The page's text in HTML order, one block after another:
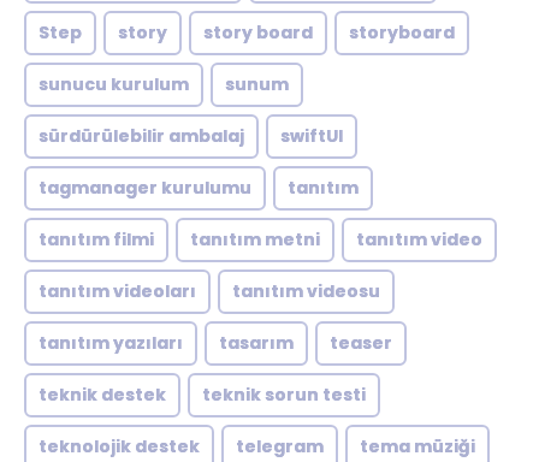
Step story story board storyboard
sunucu kurulum sunum
sürdürülebilir ambalaj swiftUI
tagmanager kurulumu tanıtım
tanıtım filmi tanıtım metni tanıtım video
tanıtım videoları tanıtım videosu
tanıtım yazıları tasarım teaser
teknik destek teknik sorun testi
teknolojik destek telegram tema müziği